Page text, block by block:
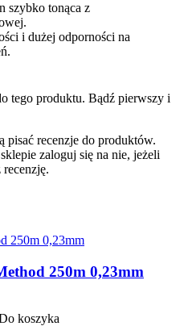
szybko tonąca z
i dużej odporności na
tego produktu. Bądź pierwszy i
pisać recenzje do produktów.
zaloguj się na nie, jeżeli
recenzję.
250m 0,23mm
koszyka